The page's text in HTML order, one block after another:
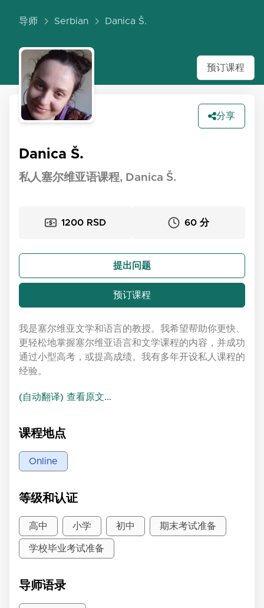
导师 Serbian Danica Š.
预订课程
分享
Danica Š.
私人塞尔维亚语课程, Danica Š.
1200 RSD 60 分
提出问题
预订课程
我是塞尔维亚文学和语言的教授。我希望帮助你更快、
更轻松地掌握塞尔维亚语言和文学课程的内容，并成功
通过小型高考，或提高成绩。我有多年开设私人课程的
经验。
(自动翻译) 查看原文...
课程地点
Online
等级和认证
高中 小学 初中 期末考试准备
学校毕业考试准备
导师语录